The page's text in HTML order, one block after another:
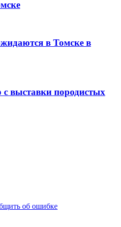
в Томске в
выставки породистых
об ошибке